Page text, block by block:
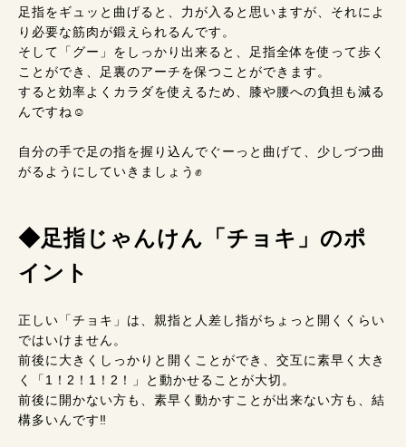
足指をギュッと曲げると、力が入ると思いますが、それによ
り必要な筋肉が鍛えられるんです。
そして「グー」をしっかり出来ると、足指全体を使って歩く
ことができ、足裏のアーチを保つことができます。
すると効率よくカラダを使えるため、膝や腰への負担も減る
んですね☺️
自分の手で足の指を握り込んでぐーっと曲げて、少しづつ曲
がるようにしていきましょう✊️
◆足指じゃんけん「チョキ」のポ
イント
正しい「チョキ」は、親指と人差し指がちょっと開くくらい
ではいけません。
前後に大きくしっかりと開くことができ、交互に素早く大き
く「1！2！1！2！」と動かせることが大切。
前後に開かない方も、素早く動かすことが出来ない方も、結
構多いんです‼️